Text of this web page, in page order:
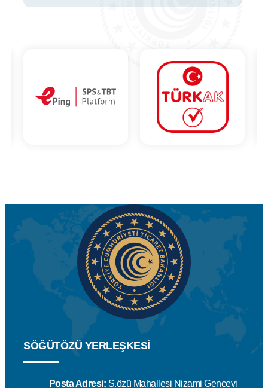
SÖĞÜTÖZÜ YERLEŞKESİ
Posta Adresi: S.özü Mahallesi Nizami Gencevi